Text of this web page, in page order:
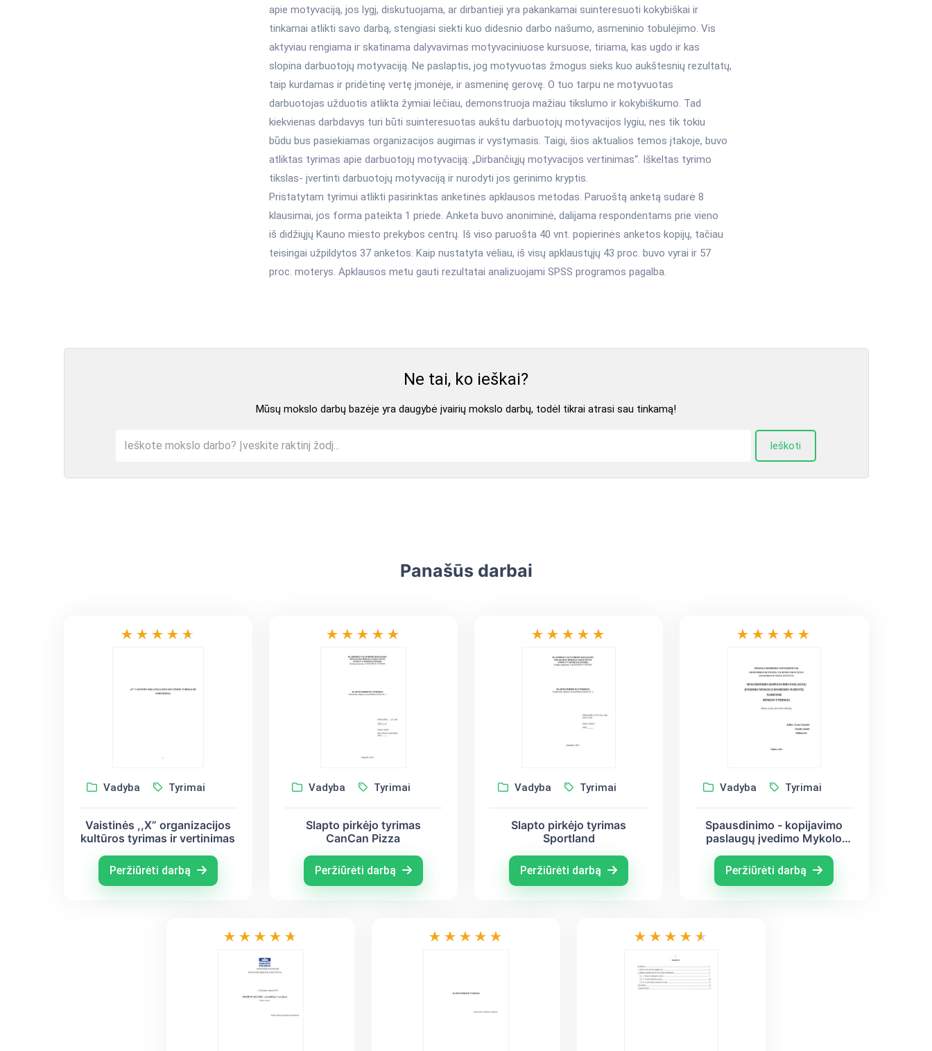
apie motyvaciją, jos lygį, diskutuojama, ar dirbantieji yra pakankamai suinteresuoti kokybiškai ir
tinkamai atlikti savo darbą, stengiasi siekti kuo didesnio darbo našumo, asmeninio tobulėjimo. Vis
aktyviau rengiama ir skatinama dalyvavimas motyvaciniuose kursuose, tiriama, kas ugdo ir kas
slopina darbuotojų motyvaciją. Ne paslaptis, jog motyvuotas žmogus sieks kuo aukštesnių rezultatų,
taip kurdamas ir pridėtinę vertę įmonėje, ir asmeninę gerovę. O tuo tarpu ne motyvuotas
darbuotojas užduotis atlikta žymiai lėčiau, demonstruoja mažiau tikslumo ir kokybiškumo. Tad
kiekvienas darbdavys turi būti suinteresuotas aukštu darbuotojų motyvacijos lygiu, nes tik tokiu
būdu bus pasiekiamas organizacijos augimas ir vystymasis. Taigi, šios aktualios temos įtakoje, buvo
atliktas tyrimas apie darbuotojų motyvaciją: „Dirbančiųjų motyvacijos vertinimas“. Iškeltas tyrimo
tikslas- įvertinti darbuotojų motyvaciją ir nurodyti jos gerinimo kryptis.
Pristatytam tyrimui atlikti pasirinktas anketinės apklausos metodas. Paruoštą anketą sudarė 8
klausimai, jos forma pateikta 1 priede. Anketa buvo anoniminė, dalijama respondentams prie vieno
iš didžiųjų Kauno miesto prekybos centrų. Iš viso paruošta 40 vnt. popierinės anketos kopijų, tačiau
teisingai užpildytos 37 anketos. Kaip nustatyta vėliau, iš visų apklaustųjų 43 proc. buvo vyrai ir 57
proc. moterys. Apklausos metu gauti rezultatai analizuojami SPSS programos pagalba.
Ne tai, ko ieškai?
Mūsų mokslo darbų bazėje yra daugybė įvairių mokslo darbų, todėl tikrai atrasi sau tinkamą!
Ieškoti
Panašūs darbai
Vadyba Tyrimai
Vaistinės ,,X” organizacijos
kultūros tyrimas ir vertinimas
Peržiūrėti darbą
Vadyba Tyrimai
Slapto pirkėjo tyrimas
CanCan Pizza
Peržiūrėti darbą
Vadyba Tyrimai
Slapto pirkėjo tyrimas
Sportland
Peržiūrėti darbą
Vadyba Tyrimai
Spausdinimo - kopijavimo
paslaugų įvedimo Mykolo
tyrimas
Peržiūrėti darbą